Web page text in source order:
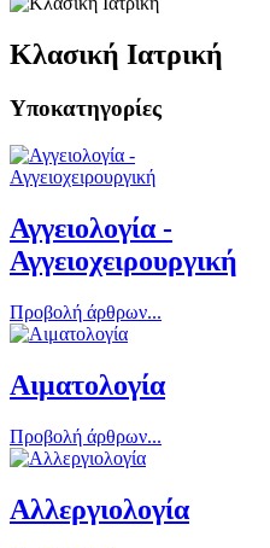
Κλασική Ιατρική
Υποκατηγορίες
Αγγειολογία -
Αγγειοχειρουργική
Προβολή άρθρων...
Αιματολογία
Προβολή άρθρων...
Αλλεργιολογία